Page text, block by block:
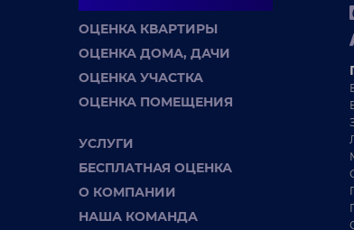
ОЦЕНКА КВАРТИРЫ
ОЦЕНКА ДОМА, ДАЧИ
ОЦЕНКА УЧАСТКА
ОЦЕНКА ПОМЕЩЕНИЯ
УСЛУГИ
БЕСПЛАТНАЯ ОЦЕНКА
О КОМПАНИИ
НАША КОМАНДА